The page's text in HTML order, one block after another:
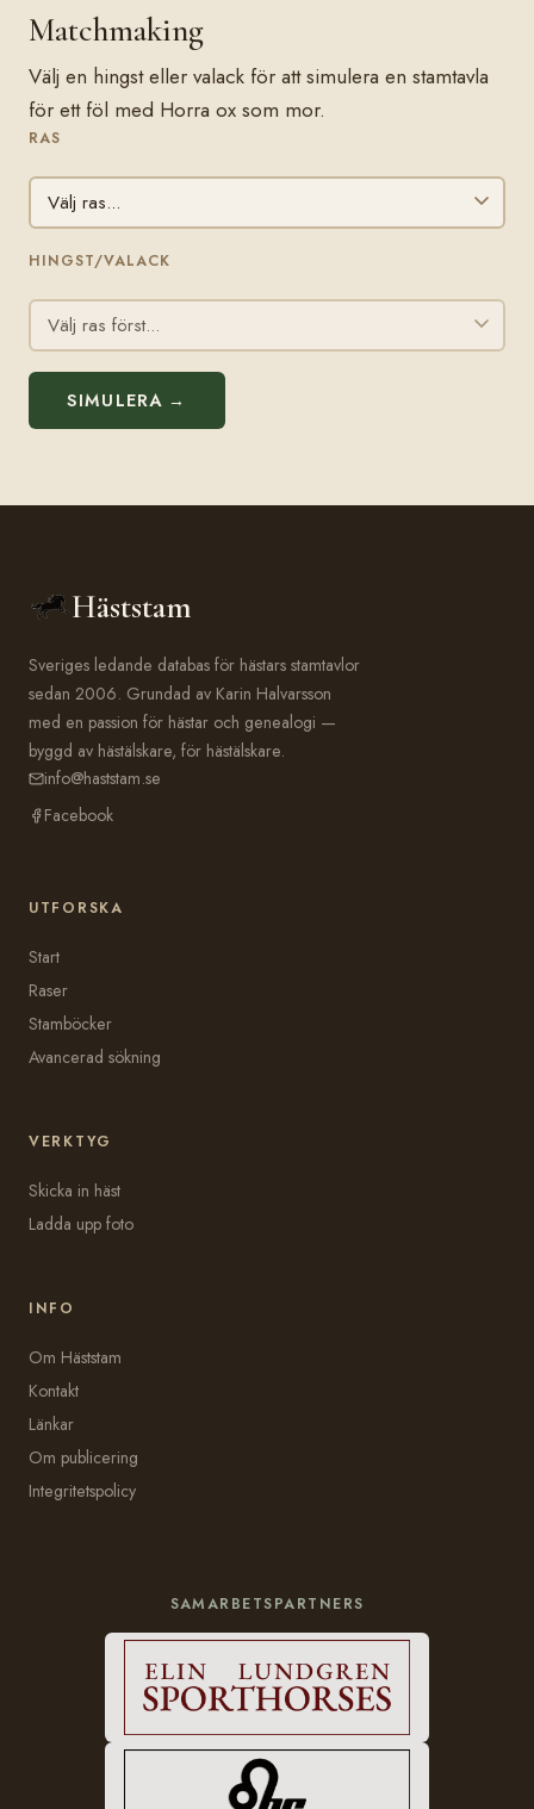
Matchmaking
Välj en hingst eller valack för att simulera en stamtavla
för ett föl med Horra ox som mor.
RAS
HINGST/VALACK
SIMULERA →
Häststam
Sveriges ledande databas för hästars stamtavlor
sedan 2006. Grundad av Karin Halvarsson
med en passion för hästar och genealogi —
byggd av hästälskare, för hästälskare.
info@haststam.se
Facebook
UTFORSKA
Start
Raser
Stamböcker
Avancerad sökning
VERKTYG
Skicka in häst
Ladda upp foto
INFO
Om Häststam
Kontakt
Länkar
Om publicering
Integritetspolicy
SAMARBETSPARTNERS